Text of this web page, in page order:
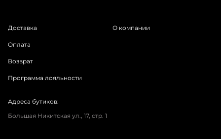
Доставка
Оплата
Возврат
Программа лояльности
О компании
Адреса бутиков:
Большая Никитская ул., 17, стр. 1